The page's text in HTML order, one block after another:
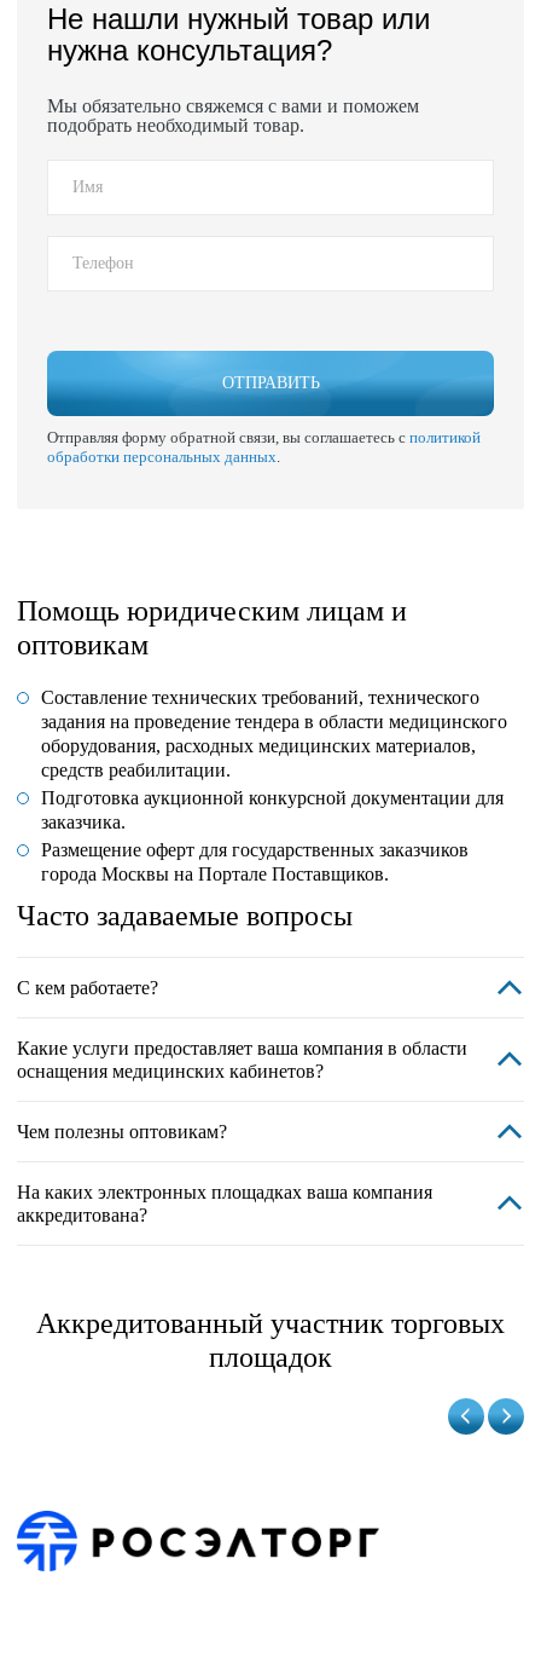
Не нашли нужный товар или
нужна консультация?
Мы обязательно свяжемся с вами и поможем
подобрать необходимый товар.
ОТПРАВИТЬ
Отправляя форму обратной связи, вы соглашаетесь сполитикой
обработки персональных данных.
Помощь юридическим лицам и
оптовикам
Составление технических требований, технического
задания на проведение тендера в области медицинского
оборудования, расходных медицинских материалов,
средств реабилитации.
Подготовка аукционной конкурсной документации для
заказчика.
Размещение оферт для государственных заказчиков
города Москвы на Портале Поставщиков.
Часто задаваемые вопросы
С кем работаете?
Какие услуги предоставляет ваша компания в области
оснащения медицинских кабинетов?
Чем полезны оптовикам?
На каких электронных площадках ваша компания
аккредитована?
Аккредитованный участник торговых
площадок